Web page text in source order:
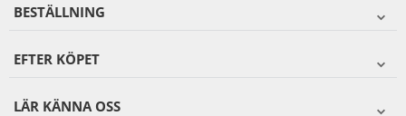
BESTÄLLNING
EFTER KÖPET
LÄR KÄNNA OSS